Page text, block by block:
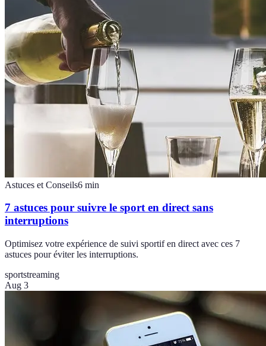
Astuces et Conseils6 min
7 astuces pour suivre le sport en direct sans
interruptions
Optimisez votre expérience de suivi sportif en direct avec ces 7
astuces pour éviter les interruptions.
sportstreaming
Aug 3